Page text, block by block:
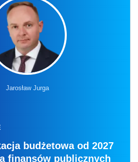
Jarosław Jurga
budżetowa od 2027
finansów publicznych